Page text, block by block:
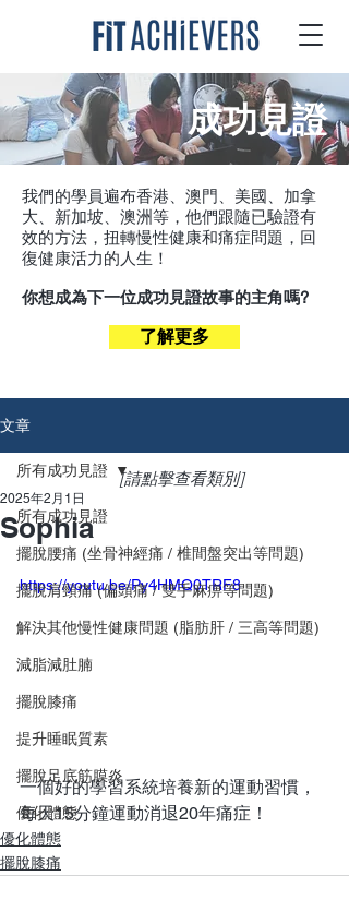
成功見證
我們的學員遍布香港、澳門、美國、加拿
大、新加坡、澳洲等，他們跟隨已驗證有
效的方法，扭轉慢性健康和痛症問題，回
復健康活力的人生！
你想成為下一位成功見證故事的主角嗎?
了解更多
文章
所有成功見證
擺脫腰痛 (坐骨神經痛 / 椎間盤突出等問題)
擺脫肩頸痛 (偏頭痛 / 雙手麻痹等問題)
解決其他慢性健康問題 (脂肪肝 / 三高等問題)
減脂減肚腩
擺脫膝痛
提升睡眠質素
擺脫足底筋膜炎
優化體態
所有成功見證
Sophia
2025年2月1日
https://youtu.be/Py4HMQ0TRF8
一個好的學習系統培養新的運動習慣，
每天15分鐘運動消退20年痛症！
優化體態
擺脫膝痛
[請點擊查看類別]